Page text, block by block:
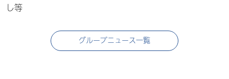
し等
グループニュース一覧